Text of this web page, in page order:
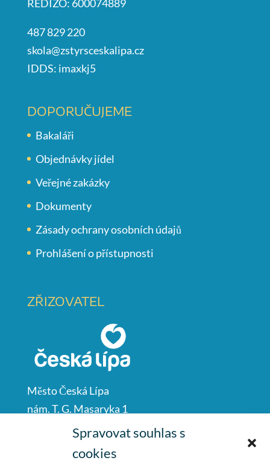
Spravovat souhlas s
cookies
REDIZO: 600074889
487 829 220
skola@zstyrsceskalipa.cz
IDDS: imaxkj5
DOPORUČUJEME
Bakaláři
Objednávky jídel
Veřejné zakázky
Dokumenty
Zásady ochrany osobních údajů
Prohlášení o přístupnosti
ZŘIZOVATEL
Město Česká Lípa
nám. T. G. Masaryka 1
Česká Lípa